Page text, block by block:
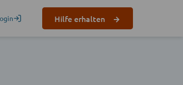
Hilfe erhalten